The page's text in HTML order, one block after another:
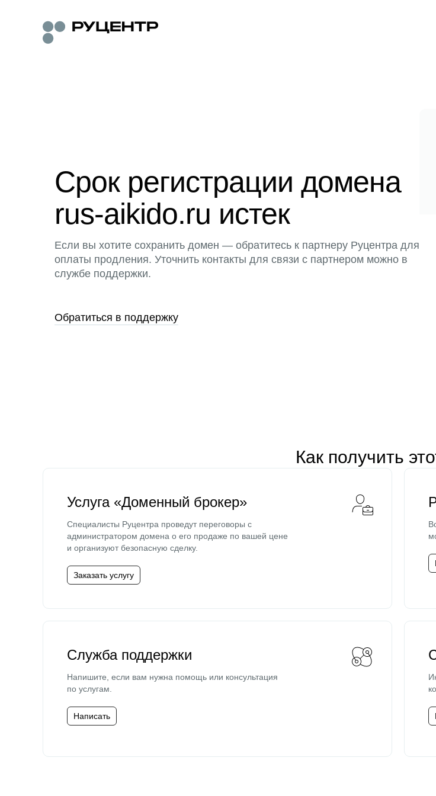
Срок регистрации домена
rus-aikido.ru истек
Если вы хотите сохранить домен — обратитесь к партнеру Руцентра для
оплаты продления. Уточнить контакты для связи с партнером можно в
службе поддержки.
Обратиться в поддержку
Как получить
Услуга «Доменный брокер»
Специалисты Руцентра проведут переговоры с
администратором домена о его продаже по вашей цене
и организуют безопасную сделку.
Заказать услугу
Служба поддержки
Напишите, если вам нужна помощь или консультация
по услугам.
Написать